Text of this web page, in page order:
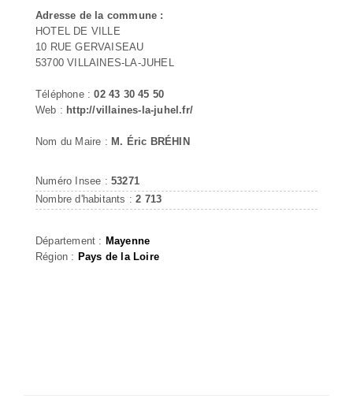
Adresse de la commune :
HOTEL DE VILLE
10 RUE GERVAISEAU
53700 VILLAINES-LA-JUHEL
Téléphone :02 43 30 45 50
Web : http://villaines-la-juhel.fr/
Nom du Maire : M. Éric BRÉHIN
Numéro Insee : 53271
Nombre d'habitants :2 713
Département : Mayenne
Région : Pays de la Loire